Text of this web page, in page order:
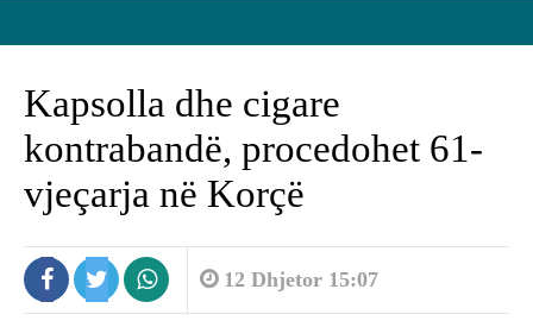
Kapsolla dhe cigare
kontrabandë, procedohet 61-
vjeçarja në Korçë
12 Dhjetor 15:07